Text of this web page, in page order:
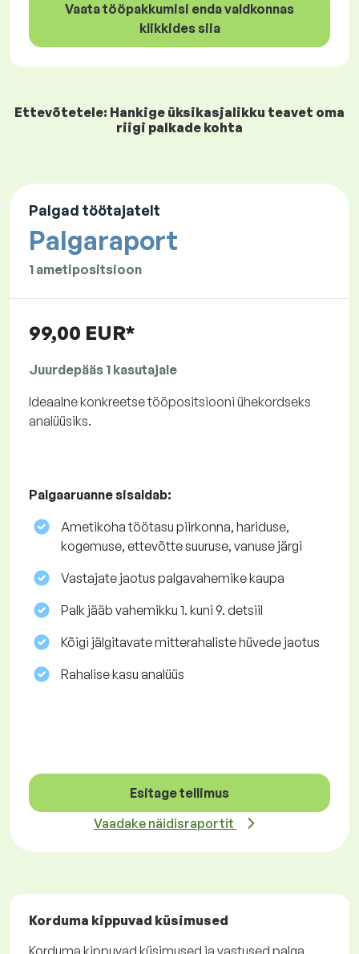
Vaata tööpakkumisi enda valdkonnas
klikkides siia
Ettevõtetele: Hankige üksikasjalikku teavet oma
riigi palkade kohta
Palgad töötajatelt
Palgaraport
1 ametipositsioon
99,00 EUR*
Juurdepääs 1 kasutajale
Ideaalne konkreetse tööpositsiooni ühekordseks
analüüsiks.
Palgaaruanne sisaldab:
Ametikoha töötasu piirkonna, hariduse,
kogemuse, ettevõtte suuruse, vanuse järgi
Vastajate jaotus palgavahemike kaupa
Palk jääb vahemikku 1. kuni 9. detsiil
Kõigi jälgitavate mitterahaliste hüvede jaotus
Rahalise kasu analüüs
Esitage tellimus
Vaadake näidisraportit
Korduma kippuvad küsimused